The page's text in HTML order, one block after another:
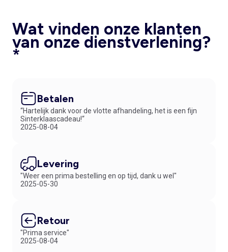
Wat vinden onze klanten
van onze dienstverlening?
*
Betalen
“Hartelijk dank voor de vlotte afhandeling, het is een fijn
Sinterklaascadeau!“
2025-08-04
Levering
"Weer een prima bestelling en op tijd, dank u wel"
2025-05-30
Retour
"Prima service"
2025-08-04